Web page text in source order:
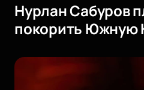
Нурлан Сабуров
покорить Южную